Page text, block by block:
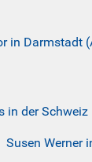
in Darmstadt
in der Schweiz
Susen Werner